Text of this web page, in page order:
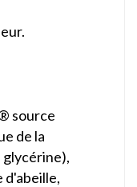
source
de la
glycérine),
d'abeille,